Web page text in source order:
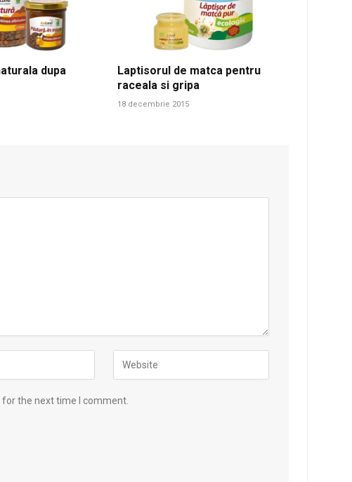
dupa
Laptisorul de matca pentru
raceala si gripa
18 decembrie 2015
the next time I comment.